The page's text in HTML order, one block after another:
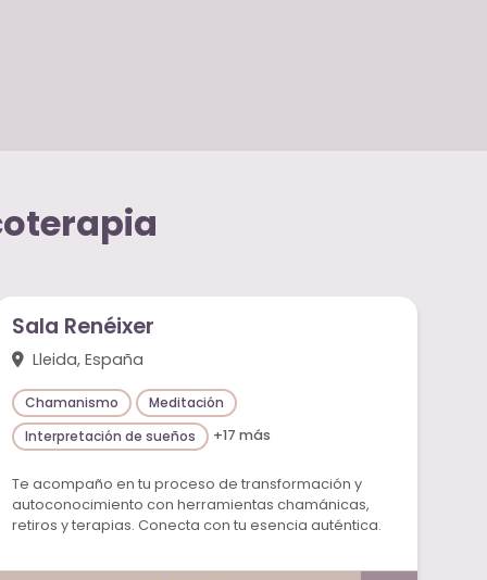
Sala Renéixer
Lleida, España
Chamanismo
Meditación
Interpretación de sueños
+17 más
Te acompaño en tu proceso de transformación y
autoconocimiento con herramientas chamánicas,
retiros y terapias. Conecta con tu esencia auténtica.